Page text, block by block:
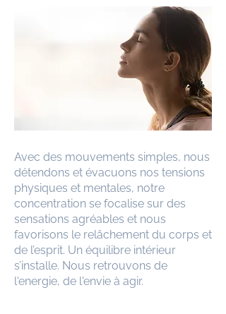
Avec des mouvements simples, nous
détendons et évacuons nos tensions
physiques et mentales, notre
concentration se focalise sur des
sensations agréables et nous
favorisons le relâchement du corps et
de l’esprit. Un équilibre intérieur
s’installe. Nous retrouvons de
l'energie, de l'envie à agir.